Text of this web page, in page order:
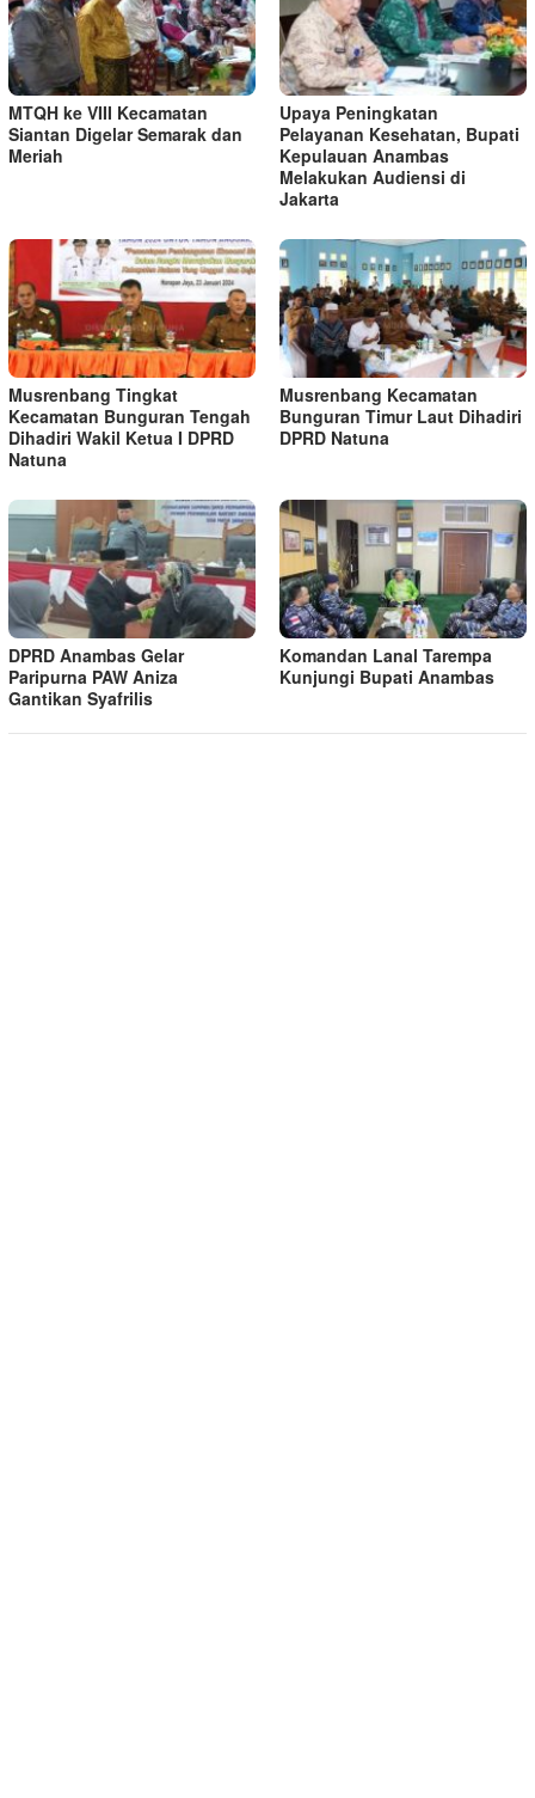
MTQH ke VIII Kecamatan
Siantan Digelar Semarak dan
Meriah
Upaya Peningkatan
Pelayanan Kesehatan, Bupati
Kepulauan Anambas
Melakukan Audiensi di
Jakarta
Musrenbang Tingkat
Kecamatan Bunguran Tengah
Dihadiri Wakil Ketua I DPRD
Natuna
Musrenbang Kecamatan
Bunguran Timur Laut Dihadiri
DPRD Natuna
DPRD Anambas Gelar
Paripurna PAW Aniza
Gantikan Syafrilis
Komandan Lanal Tarempa
Kunjungi Bupati Anambas